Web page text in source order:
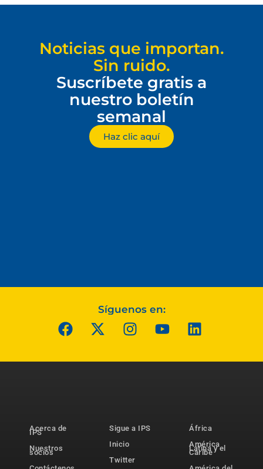
Noticias que importan.
Sin ruido.
Suscríbete gratis a
nuestro boletín
semanal
Haz clic aquí
Síguenos en:
Acerca de
IPS
Nuestros
socios
Sigue a IPS
Inicio
Twitter
África
América
Latina y el
Caribe